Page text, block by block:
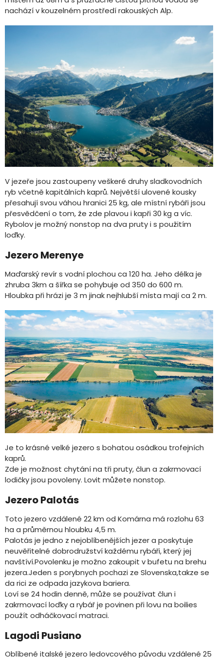
nachází v kouzelném prostředí rakouských Alp.
V jezeře jsou zastoupeny veškeré druhy sladkovodních
ryb včetně kapitálních kaprů. Největší ulovené kousky
přesahují svou váhou hranici 25 kg, ale místní rybáři jsou
přesvědčení o tom, že zde plavou i kapři 30 kg a víc.
Rybolov je možný nonstop na dva pruty i s použitím
loďky.
Jezero Merenye
Maďarský revír s vodní plochou ca 120 ha. Jeho délka je
zhruba 3km a šířka se pohybuje od 350 do 600 m.
Hloubka při hrázi je 3 m jinak nejhlubší místa mají ca 2 m.
Je to krásné velké jezero s bohatou osádkou trofejních
kaprů.
Zde je možnost chytání na tři pruty, člun a zakrmovací
lodičky jsou povoleny. Lovit můžete nonstop.
Jezero Palotás
Toto jezero vzdálené 22 km od Komárna má rozlohu 63
ha a průměrnou hloubku 4,5 m.
Palotás je jedno z nejoblíbenějších jezer a poskytuje
neuvěřitelné dobrodružství každému rybáři, který jej
navštíví.Povolenku je možno zakoupit v bufetu na brehu
jezera.Jeden s porybnych pochazi ze Slovenska,takze se
da rici ze odpada jazykova bariera.
Loví se 24 hodin denně, může se používat člun i
zakrmovací loďky a rybář je povinen při lovu na boilies
použít odháčkovací matraci.
Lagodi Pusiano
Oblíbené italské jezero ledovcového původu vzdálené 25